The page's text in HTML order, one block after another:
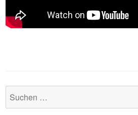
Suchen
nach: